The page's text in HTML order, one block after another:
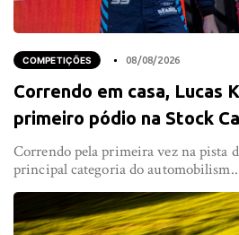
COMPETIÇÕES 08/08/2026
Correndo em casa, Lucas
primeiro pódio na Stock
Correndo pela primeira vez na pista
principal categoria do